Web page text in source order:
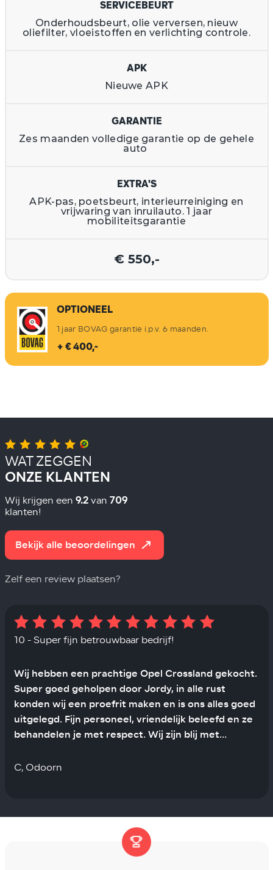
SERVICEBEURT
Onderhoudsbeurt, olie verversen, nieuw
oliefilter, vloeistoffen en verlichting controle.
APK
Nieuwe APK
GARANTIE
Zes maanden volledige garantie op de gehele
auto
EXTRA'S
APK-pas, poetsbeurt, interieurreiniging en
vrijwaring van inruilauto. 1 jaar
mobiliteitsgarantie
€ 550,-
OPTIONEEL
1 jaar BOVAG garantie i.p.v. 6 maanden.
+ € 400,-
WAT ZEGGEN
ONZE KLANTEN
Wij krijgen een 9.2van 709
klanten!
Bekijk alle beoordelingen
Zelf een review plaatsen?
10 - Super fijn betrouwbaar bedrijf!
Wij hebben een prachtige Opel Crossland gekocht.
Super goed geholpen door Jordy, in alle rust
konden wij een proefrit maken en is ons alles goed
uitgelegd. Fijn personeel, vriendelijk beleefd en ze
behandelen je met respect. Wij zijn blij met
C, Odoorn